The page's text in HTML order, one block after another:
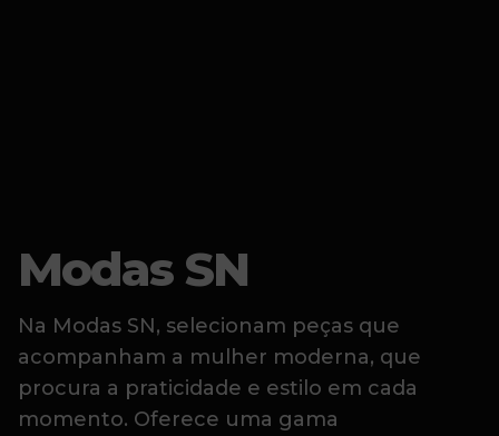
Modas SN
Na Modas SN, selecionam peças que
acompanham a mulher moderna, que
procura a praticidade e estilo em cada
momento. Oferece uma gama